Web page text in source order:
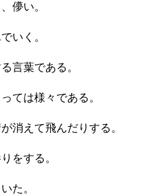
儚い。
いく。
言葉である。
ては様々である。
消えて飛んだりする。
をする。
た。